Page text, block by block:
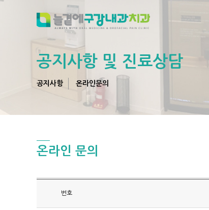
공지사항 및 진료상담
공지사항 온라인문의
온라인 문의
번호